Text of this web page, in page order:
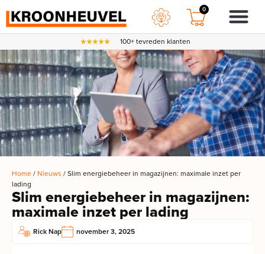
0
100+ tevreden klanten
Home/ Nieuws / Slim energiebeheer in magazijnen: maximale inzet per
lading
Slim energiebeheer in magazijnen:
maximale inzet per lading
Rick Nap november 3, 2025